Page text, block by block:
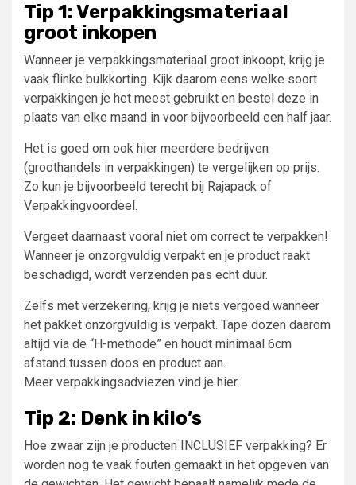
Tip 1: Verpakkingsmateriaal
groot inkopen
Wanneer je verpakkingsmateriaal groot inkoopt, krijg je
vaak flinke bulkkorting. Kijk daarom eens welke soort
verpakkingen je het meest gebruikt en bestel deze in
plaats van elke maand in voor bijvoorbeeld een half jaar.
Het is goed om ook hier meerdere bedrijven
(groothandels in verpakkingen) te vergelijken op prijs.
Zo kun je bijvoorbeeld terecht bij Rajapack of
Verpakkingvoordeel.
Vergeet daarnaast vooral niet om correct te verpakken!
Wanneer je onzorgvuldig verpakt en je product raakt
beschadigd, wordt verzenden pas echt duur.
Zelfs met verzekering, krijg je niets vergoed wanneer
het pakket onzorgvuldig is verpakt. Tape dozen daarom
altijd via de “H-methode” en houdt minimaal 6cm
afstand tussen doos en product aan.
Meer verpakkingsadviezen vind je hier.
Tip 2: Denk in kilo’s
Hoe zwaar zijn je producten INCLUSIEF verpakking? Er
worden nog te vaak fouten gemaakt in het opgeven van